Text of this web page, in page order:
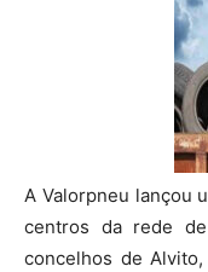
A Valorpneu lançou
centros da rede
concelhos de